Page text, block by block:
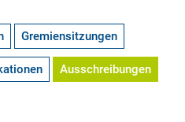
Gremiensitzungen
Ausschreibungen